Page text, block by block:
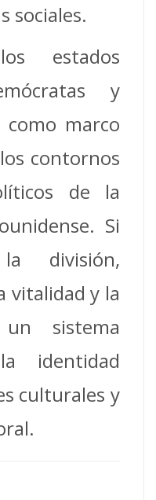
sociales.
estados
y
como marco
contornos
de la
Si
división,
vitalidad y la
sistema
identidad
culturales y